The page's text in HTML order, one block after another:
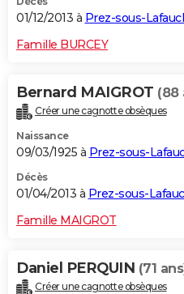
01/12/2013 à Prez-sous-
Famille BURCEY
Bernard MAIGROT (88
Créer une cagnotte obsèques
Naissance
09/03/1925 à Prez-sous-
Décès
01/04/2013 à Prez-sous-
Famille MAIGROT
Daniel PERQUIN (71
Créer une cagnotte obsèques